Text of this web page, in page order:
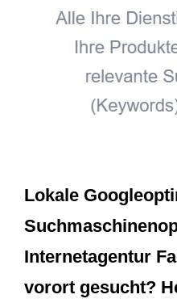
Lokale
Internetagentur
vorort gesucht?